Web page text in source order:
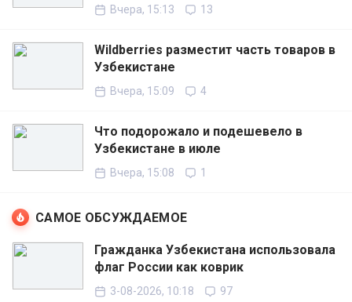
Вчера, 15:13 13
Wildberries разместит часть товаров в
Узбекистане
Вчера, 15:09 4
Что подорожало и подешевело в
Узбекистане в июле
Вчера, 15:08 1
САМОЕ ОБСУЖДАЕМОЕ
Гражданка Узбекистана использовала
флаг России как коврик
3-08-2026, 10:18 97